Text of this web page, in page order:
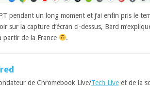
pendant un long moment et j’ai enfin pris le
sur la capture d’écran ci-dessus, Bard
partir de la France
.
de Chromebook Live/Tech Liveet de la